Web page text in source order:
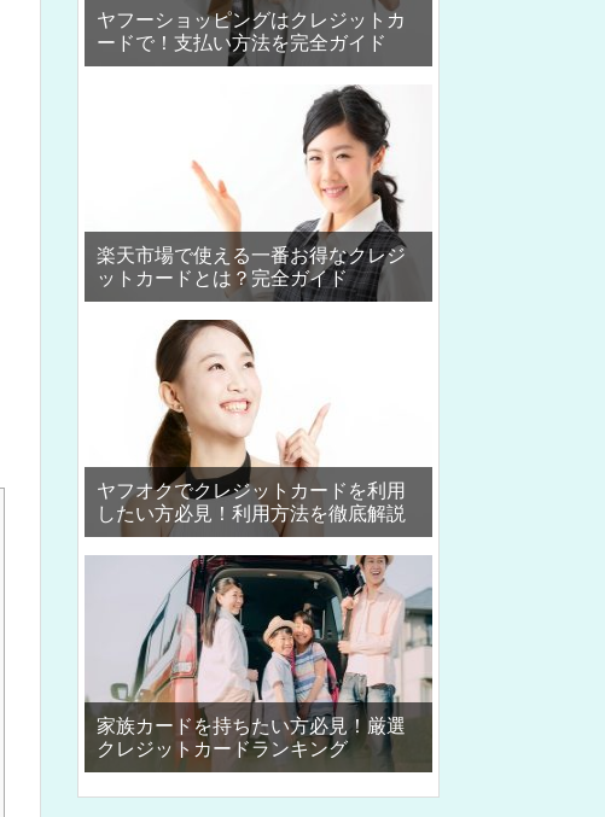
ヤフーショッピングはクレジットカ
ードで！支払い方法を完全ガイド
楽天市場で使える一番お得なクレジ
ットカードとは？完全ガイド
ヤフオクでクレジットカードを利用
したい方必見！利用方法を徹底解説
家族カードを持ちたい方必見！厳選
クレジットカードランキング